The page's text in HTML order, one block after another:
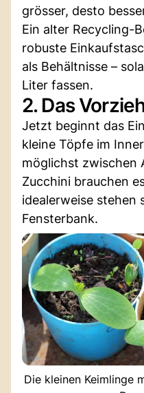
grösser, desto
Ein alter Recycling-
robuste
als Behältnisse –
Liter fassen.
2. Das
Jetzt beginnt das
kleine Töpfe im
möglichst zwischen
Zucchini brauchen
idealerweise stehen
Fensterbank.
Die kleinen Keimlinge